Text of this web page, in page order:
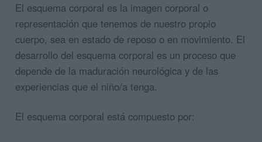
El esquema corporal es la imagen corporal o
representación que tenemos de nuestro propio
cuerpo, sea en estado de reposo o en movimiento. El
desarrollo del esquema corporal es un proceso que
depende de la maduración neurológica y de las
experiencias que el niño/a tenga.
El esquema corporal está compuesto por: